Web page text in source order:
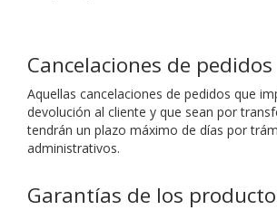
Cancelaciones de pedidos
Aquellas cancelaciones de pedidos que
devolución al cliente y que sean por
tendrán un plazo máximo de días por
administrativos.
Garantías de los